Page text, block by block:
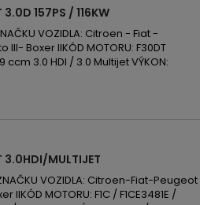
3.0D 157PS / 116KW
VOZIDLA: Citroen - Fiat -
Boxer IIKÓD MOTORU: F30DT
ccm 3.0 HDI / 3.0 Multijet VÝKON:
3.0HDI/MULTIJET
VOZIDLA: Citroen-Fiat-Peugeot
IIKÓD MOTORU: F1C / F1CE3481E /